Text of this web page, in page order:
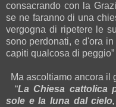
consacrando con la
se ne faranno di una
vergogna di ripetere le
sono perdonati, e d'ora
capiti qualcosa di peggio”
Ma ascoltiamo ancora il
“La Chiesa cattolica
sole e la luna dal